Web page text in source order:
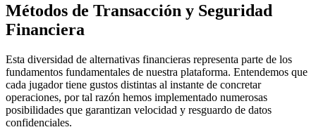
Métodos de Transacción y Seguridad
Financiera
Esta diversidad de alternativas financieras representa parte de los
fundamentos fundamentales de nuestra plataforma. Entendemos que
cada jugador tiene gustos distintas al instante de concretar
operaciones, por tal razón hemos implementado numerosas
posibilidades que garantizan velocidad y resguardo de datos
confidenciales.